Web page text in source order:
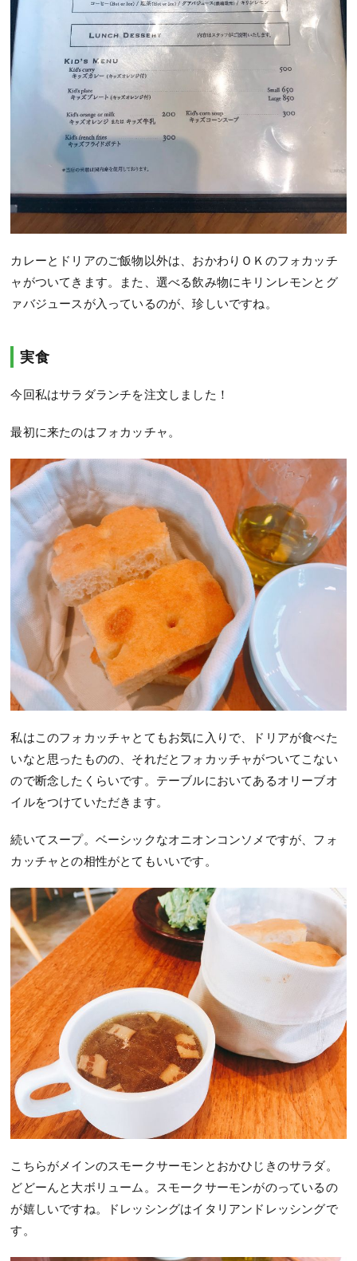
カレーとドリアのご飯物以外は、おかわりＯＫのフォカッチ
ャがついてきます。また、選べる飲み物にキリンレモンとグ
ァバジュースが入っているのが、珍しいですね。
実食
今回私はサラダランチを注文しました！
最初に来たのはフォカッチャ。
私はこのフォカッチャとてもお気に入りで、ドリアが食べた
いなと思ったものの、それだとフォカッチャがついてこない
ので断念したくらいです。テーブルにおいてあるオリーブオ
イルをつけていただきます。
続いてスープ。ベーシックなオニオンコンソメですが、フォ
カッチャとの相性がとてもいいです。
こちらがメインのスモークサーモンとおかひじきのサラダ。
どどーんと大ボリューム。スモークサーモンがのっているの
が嬉しいですね。ドレッシングはイタリアンドレッシングで
す。